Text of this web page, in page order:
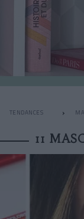
TENDANCES
11